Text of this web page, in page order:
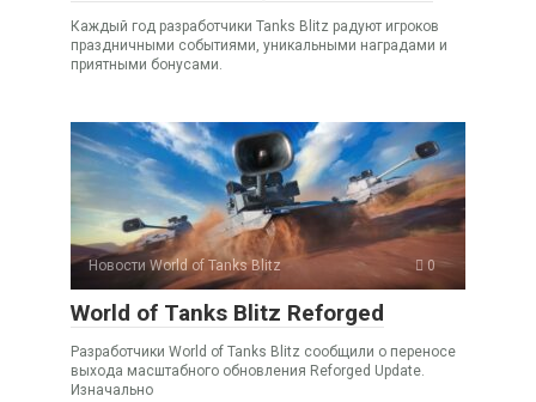
Каждый год разработчики Tanks Blitz радуют игроков
праздничными событиями, уникальными наградами и
приятными бонусами.
Новости World of Tanks Blitz 0
World of Tanks Blitz Reforged
Разработчики World of Tanks Blitz сообщили о переносе
выхода масштабного обновления Reforged Update.
Изначально